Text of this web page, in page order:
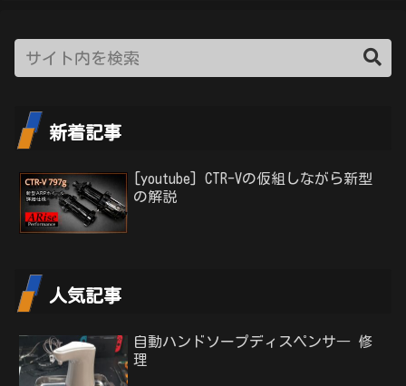
新着記事
[youtube] CTR-Vの仮組しながら新型
の解説
人気記事
自動ハンドソープディスペンサ― 修
理